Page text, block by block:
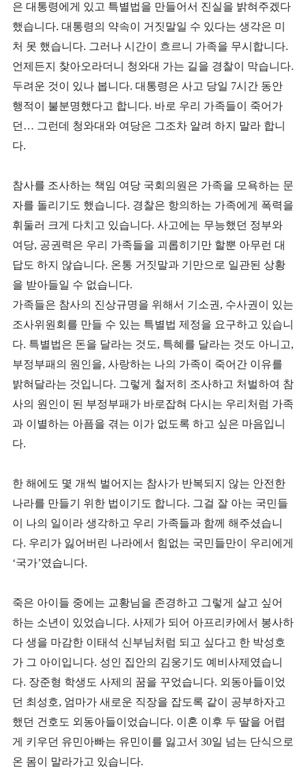
은 대통령에게 있고 특별법을 만들어서 진실을 밝혀주겠다
했습니다. 대통령의 약속이 거짓말일 수 있다는 생각은 미
처 못 했습니다. 그러나 시간이 흐르니 가족을 무시합니다.
언제든지 찾아오라더니 청와대 가는 길을 경찰이 막습니다.
두려운 것이 있나 봅니다. 대통령은 사고 당일 7시간 동안
행적이 불분명했다고 합니다. 바로 우리 가족들이 죽어가
던… 그런데 청와대와 여당은 그조차 알려 하지 말라 합니
다.
참사를 조사하는 책임 여당 국회의원은 가족을 모욕하는 문
자를 돌리기도 했습니다. 경찰은 항의하는 가족에게 폭력을
휘둘러 크게 다치고 있습니다. 사고에는 무능했던 정부와
여당, 공권력은 우리 가족들을 괴롭히기만 할뿐 아무런 대
답도 하지 않습니다. 온통 거짓말과 기만으로 일관된 상황
을 받아들일 수 없습니다.
가족들은 참사의 진상규명을 위해서 기소권, 수사권이 있는
조사위원회를 만들 수 있는 특별법 제정을 요구하고 있습니
다. 특별법은 돈을 달라는 것도, 특혜를 달라는 것도 아니고,
부정부패의 원인을, 사랑하는 나의 가족이 죽어간 이유를
밝혀달라는 것입니다. 그렇게 철저히 조사하고 처벌하여 참
사의 원인이 된 부정부패가 바로잡혀 다시는 우리처럼 가족
과 이별하는 아픔을 겪는 이가 없도록 하고 싶은 마음입니
다.
한 해에도 몇 개씩 벌어지는 참사가 반복되지 않는 안전한
나라를 만들기 위한 법이기도 합니다. 그걸 잘 아는 국민들
이 나의 일이라 생각하고 우리 가족들과 함께 해주셨습니
다. 우리가 잃어버린 나라에서 힘없는 국민들만이 우리에게
‘국가’였습니다.
죽은 아이들 중에는 교황님을 존경하고 그렇게 살고 싶어
하는 소년이 있었습니다. 사제가 되어 아프리카에서 봉사하
다 생을 마감한 이태석 신부님처럼 되고 싶다고 한 박성호
가 그 아이입니다. 성인 집안의 김웅기도 예비사제였습니
다. 장준형 학생도 사제의 꿈을 꾸었습니다. 외동아들이었
던 최성호, 엄마가 새로운 직장을 잡도록 같이 공부하자고
했던 건호도 외동아들이었습니다. 이혼 이후 두 딸을 어렵
게 키우던 유민아빠는 유민이를 잃고서 30일 넘는 단식으로
온 몸이 말라가고 있습니다.